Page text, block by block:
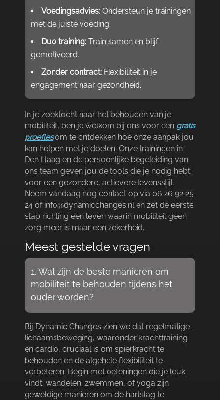
Voedingsadvies: Ondersteun je trainingen
met de juiste voeding.​
Duo training: Train samen en blijf
gemotiveerd.​
Zonder contract: Flexibiliteit in je
engagement naar gezondheid.​
In je zoektocht naar het behouden van je
mobiliteit, ben je welkom bij ons voor een gratis
proeflesom te ontdekken hoe onze aanpak jou
kan helpen met je doelen.​ Onze trainingen in
Den Haag en de persoonlijke begeleiding van
ons team geven jou de tools die je nodig hebt
voor een gezondere, actievere levensstijl.​
Neem vandaag nog contact op via 06 26 92 25
24 of info@dynamicchanges.​nl en zet de eerste
stap richting een leven waarin mobiliteit geen
zorg meer is maar een zekerheid.​
Meest gestelde vragen
1.​ Wat zijn de beste manieren om
mobiliteit te behouden tijdens het
ouder worden?
Bij Dynamic Changes zien we dat regelmatige
lichaamsbeweging, waaronder krachttraining
en cardio, cruciaal is om spierkracht te
behouden en de algehele flexibiliteit te
verbeteren.​ Begin met oefeningen die je leuk
vindt; wandelen, zwemmen, of yoga zijn
geweldige manieren om de hartslag te